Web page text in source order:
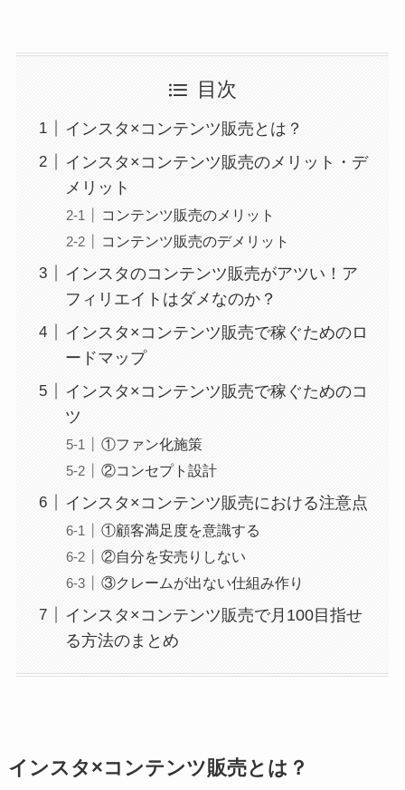
目次
インスタ×コンテンツ販売とは？
インスタ×コンテンツ販売のメリット・デ
メリット
コンテンツ販売のメリット
コンテンツ販売のデメリット
インスタのコンテンツ販売がアツい！ア
フィリエイトはダメなのか？
インスタ×コンテンツ販売で稼ぐためのロ
ードマップ
インスタ×コンテンツ販売で稼ぐためのコ
ツ
①ファン化施策
②コンセプト設計
インスタ×コンテンツ販売における注意点
①顧客満足度を意識する
②自分を安売りしない
③クレームが出ない仕組み作り
インスタ×コンテンツ販売で月100目指せ
る方法のまとめ
インスタ×コンテンツ販売とは？